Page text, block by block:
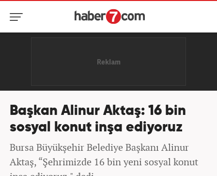
Başkan Alinur Aktaş: 16 bin
sosyal konut inşa ediyoruz
Bursa Büyükşehir Belediye Başkanı Alinur
Aktaş, “Şehrimizde 16 bin yeni sosyal konut